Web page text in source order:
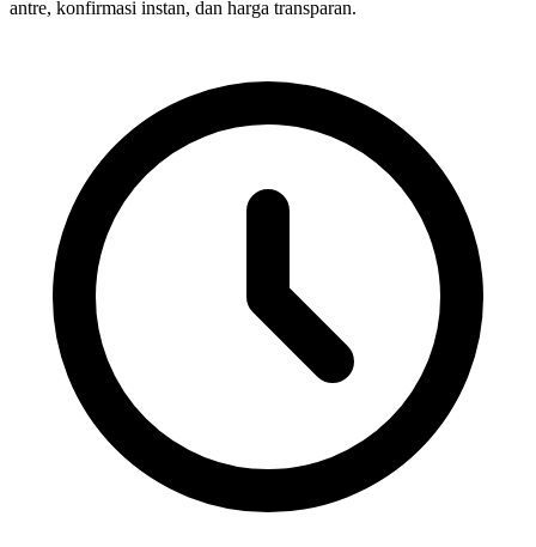
antre, konfirmasi instan, dan harga transparan.